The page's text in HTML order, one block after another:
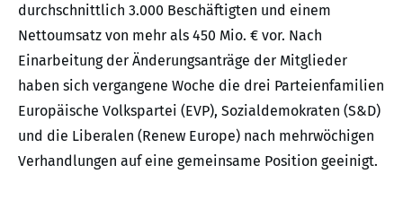
durchschnittlich 3.000 Beschäftigten und einem
Nettoumsatz von mehr als 450 Mio. € vor. Nach
Einarbeitung der Änderungsanträge der Mitglieder
haben sich vergangene Woche die drei Parteienfamilien
Europäische Volkspartei (EVP), Sozialdemokraten (S&D)
und die Liberalen (Renew Europe) nach mehrwöchigen
Verhandlungen auf eine gemeinsame Position geeinigt.